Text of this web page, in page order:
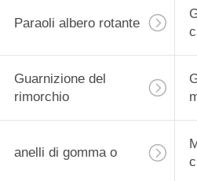
Paraoli albero rotante
Guarnizione del
rimorchio
anelli di gomma o